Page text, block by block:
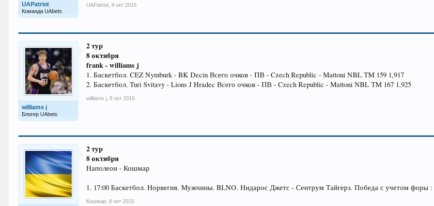
UAPatriot
Команда UAbets
UAPatriot 8 окт 2016
williams j
Блогер UAbets
2 тур
8 октября
frank - williams j
1. Баскетбол. CEZ Nymburk - BK Decin Всего очков - ПВ - Czech Republic - Mattoni NBL ТМ 159 1,917
2. Баскетбол. Turi Svitavy - Lions J Hradec Всего очков - ПВ - Czech Republic - Mattoni NBL ТМ 167 1,925
williams j 8 окт 2016
2 тур
8 октября
Наполеон - Кошмар
1. 17:00 Баскетбол. Норвегия. Мужчины. BLNO. Нидарос Джетс - Сентрум Тайгерз. Победа с учетом форы :
Кошмар 8 окт 2016